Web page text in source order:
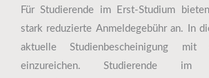
Für Studierende im Erst-Studium
stark reduzierte Anmeldegebühr an. In
aktuelle Studienbescheinigung mit
einzureichen. Studierende